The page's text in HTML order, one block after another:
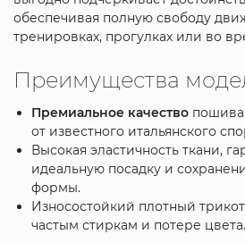
обеспечивая полную свободу
тренировках, прогулках или во
Преимущества
Премиальное качествопошива
от известного итальянского
Высокая эластичность ткани,
идеальную посадку и
формы.
Износостойкий плотный
частым стиркам и потере цвета.